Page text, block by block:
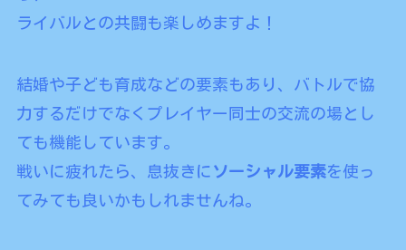
ライバルとの共闘も楽しめますよ！
結婚や子ども育成などの要素もあり、バトルで協
力するだけでなくプレイヤー同士の交流の場とし
ても機能しています。
戦いに疲れたら、息抜きに ソーシャル要素を使っ
てみても良いかもしれませんね。